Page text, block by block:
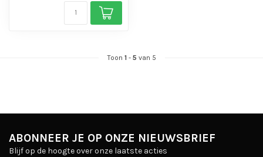
Toon 1- 5 van 5
ABONNEER JE OP ONZE NIEUWSBRIEF
Blijf op de hoogte over onze laatste acties